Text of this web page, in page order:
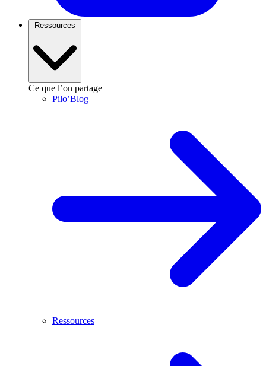
Ressources
Ce que l’on partage
Pilo’Blog
Ressources